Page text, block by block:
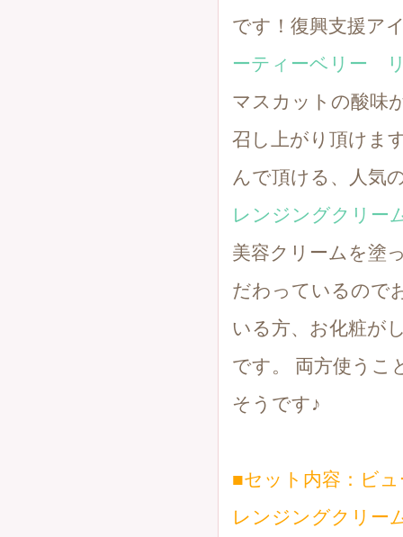
です！復興支援ア
ーティーベリー
マスカットの酸味
召し上がり頂けま
んで頂ける、人気
レンジングクリー
美容クリームを塗
だわっているので
いる方、お化粧が
です。 両方使うこ
そうです♪
■セット内容：ビ
レンジングクリー